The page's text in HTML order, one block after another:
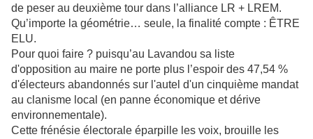
de peser au deuxième tour dans l’alliance LR + LREM.
Qu’importe la géométrie… seule, la finalité compte : ÊTRE
ELU.
Pour quoi faire ? puisqu’au Lavandou sa liste
d'opposition au maire ne porte plus l’espoir des 47,54 %
d'électeurs abandonnés sur l'autel d'un cinquième mandat
au clanisme local (en panne économique et dérive
environnementale).
Cette frénésie électorale éparpille les voix, brouille les